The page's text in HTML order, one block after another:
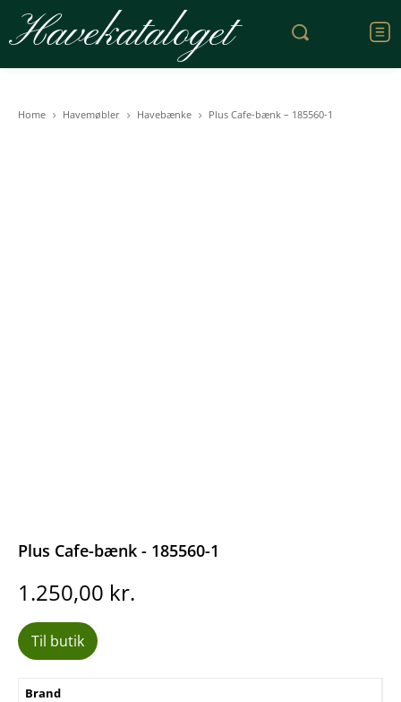
Havekataloget
Home Havemøbler Havebænke Plus Cafe-bænk – 185560-1
Plus Cafe-bænk - 185560-1
1.250,00 kr.
Til butik
Brand